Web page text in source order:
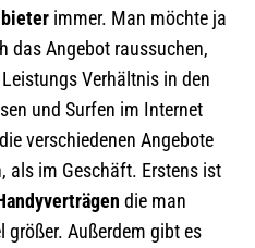
immer. Man möchte ja
das Angebot raussuchen,
Verhältnis in den
und Surfen im Internet
verschiedenen Angebote
als im Geschäft. Erstens ist
die man
größer. Außerdem gibt es